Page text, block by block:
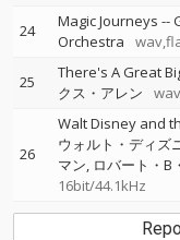
24 Magic Journeys --
Orchestra
25 There's A Great
クス・アレン
26
Walt Disney and
ウォルト・ディズ
マン ロバート・B
16bit/44.1kHz